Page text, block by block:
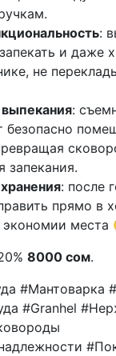
:
и даже
не
:
безопасно
: после
прямо в
экономии места
8000 сом.
#Мантоварка
#Granhel